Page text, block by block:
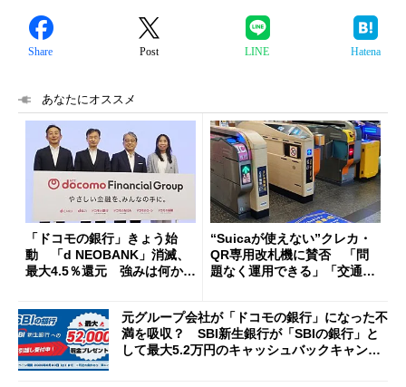
Share Post LINE Hatena
あなたにオススメ
「ドコモの銀行」きょう始
動 「d NEOBANK」消滅、
最大4.5％還元 強みは何か解
“Suicaが使えない”クレカ・
QR専用改札機に賛否 「問
題なく運用できる」「交通系I
元グループ会社が「ドコモの銀行」になった不
満を吸収？ SBI新生銀行が「SBIの銀行」と
して最大5.2万円のキャッシュバックキャンペ